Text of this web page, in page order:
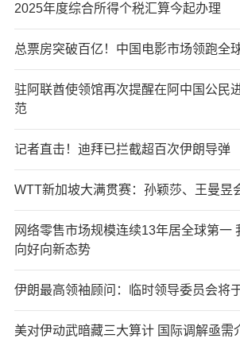
2025年度综合所得个税汇算今起办理
总票房突破百亿！中国电影市场领跑全
驻阿联酋使领馆再次提醒在阿中国公民
范
记者直击！迪拜已拦截超百次伊朗导弹
WTT新加坡大满贯赛：孙颖莎、王曼昱
网络零售市场规模连续13年居全球第一
向好向新态势
伊朗最高领袖顾问：临时领导委员会将
美对伊动武暗藏三大算计 国际调解亟需